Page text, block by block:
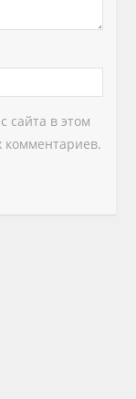
сайта в этом
комментариев.